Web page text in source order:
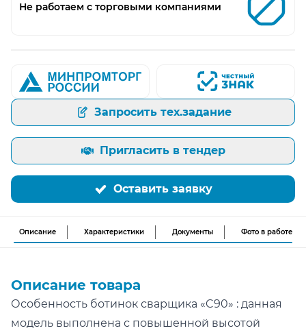
Не работаем с торговыми компаниями
Запросить тех.задание
Пригласить в тендер
Оставить заявку
Описание Характеристики Документы Фото в работе
Описание товара
Особенность ботинок сварщика «C90» : данная
модель выполнена с повышенной высотой